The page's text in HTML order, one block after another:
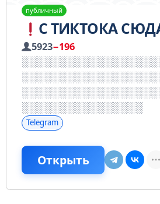
публичный
С ТИКТОКА
5923−196
Telegram
Открыть